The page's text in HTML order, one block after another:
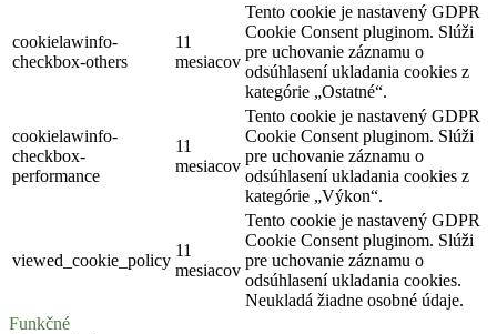
cookielawinfo-
checkbox-others
11
mesiacov
Tento cookie je nastavený GDPR
Cookie Consent pluginom. Slúži
pre uchovanie záznamu o
odsúhlasení ukladania cookies z
kategórie „Ostatné“.
cookielawinfo-
checkbox-
performance
11
mesiacov
Tento cookie je nastavený GDPR
Cookie Consent pluginom. Slúži
pre uchovanie záznamu o
odsúhlasení ukladania cookies z
kategórie „Výkon“.
viewed_cookie_policy
11
mesiacov
Tento cookie je nastavený GDPR
Cookie Consent pluginom. Slúži
pre uchovanie záznamu o
odsúhlasení ukladania cookies.
Neukladá žiadne osobné údaje.
Funkčné